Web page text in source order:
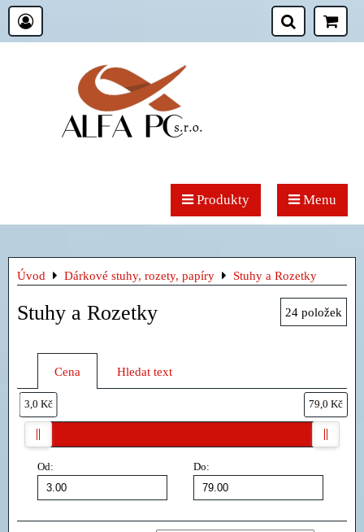
Produkty Menu
Úvod Dárkové stuhy, rozety, papíry Stuhy a Rozetky
Stuhy a Rozetky 24 položek
Cena Hledat text
Od: Do:
3,0 Kč 79,0 Kč